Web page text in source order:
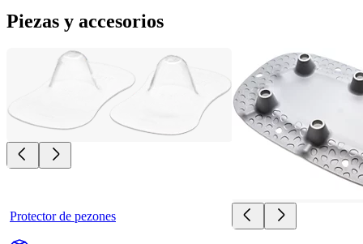
Piezas y accesorios
Protector de pezones